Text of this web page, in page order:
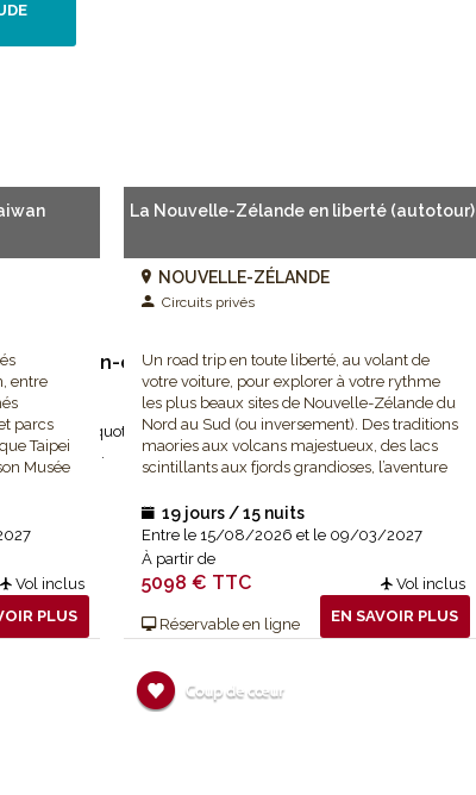
et au bien-être
au quotidien ! Alors évadez-vous en Asie ou dans le
expertes...
entre
parcs
Taipei
Musée
Vol inclus
PLUS
La Nouvelle-Zélande en liberté (autotour)
NOUVELLE-ZÉLANDE
Circuits privés
Un road trip en toute liberté, au volant de
votre voiture, pour explorer à votre rythme
les plus beaux sites de Nouvelle-Zélande du
Nord au Sud (ou inversement). Des traditions
maories aux volcans majestueux, des lacs
scintillants aux fjords grandioses, l’aventure
19 jours / 15 nuits
Entre le 15/08/2026 et le 09/03/2027
À partir de
5098 € TTC Vol inclus
Réservable en ligne EN SAVOIR PLUS